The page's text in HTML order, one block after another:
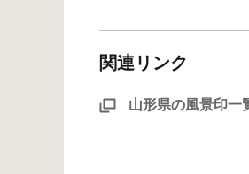
関連リンク
山形県の風景印一